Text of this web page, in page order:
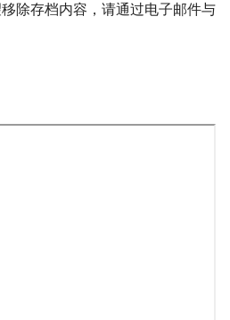
除存档内容，请通过电子邮件与